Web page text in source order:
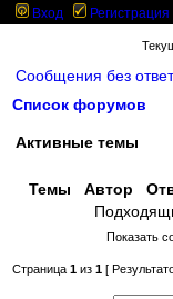
Вход Регистрация
Сообщения без
Список форумов
Активные темы
Темы Автор
Показать
Страница 1 из 1 [